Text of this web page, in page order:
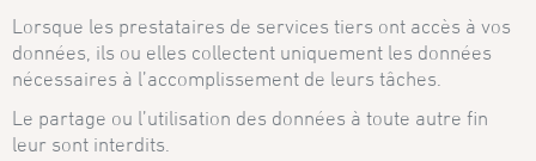
Lorsque les prestataires de services tiers ont accès à vos
données, ils ou elles collectent uniquement les données
nécessaires à l’accomplissement de leurs tâches.
Le partage ou l’utilisation des données à toute autre fin
leur sont interdits.